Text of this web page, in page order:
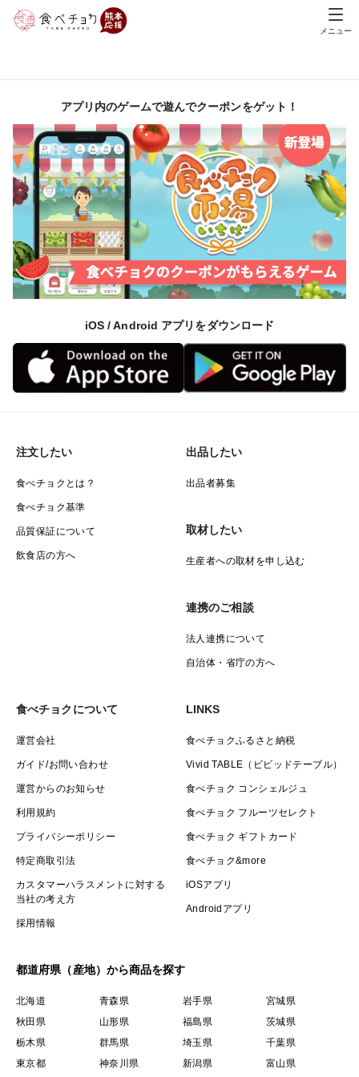
メニュー
アプリ内のゲームで遊んでクーポンをゲット！
iOS / Android アプリをダウンロード
注文したい
食べチョクとは？
食べチョク基準
品質保証について
飲食店の方へ
出品したい
出品者募集
取材したい
生産者への取材を申し込む
連携のご相談
法人連携について
自治体・省庁の方へ
食べチョクについて
運営会社
ガイド/お問い合わせ
運営からのお知らせ
利用規約
プライバシーポリシー
特定商取引法
カスタマーハラスメントに対する
当社の考え方
採用情報
LINKS
食べチョクふるさと納税
Vivid TABLE（ビビッドテーブル）
食べチョク コンシェルジュ
食べチョク フルーツセレクト
食べチョク ギフトカード
食べチョク&more
iOSアプリ
Androidアプリ
都道府県（産地）から商品を探す
北海道 青森県 岩手県
宮城県
秋田県
山形県 福島県
茨城県
栃木県
群馬県 埼玉県
千葉県
東京都
神奈川県 新潟県 富山県